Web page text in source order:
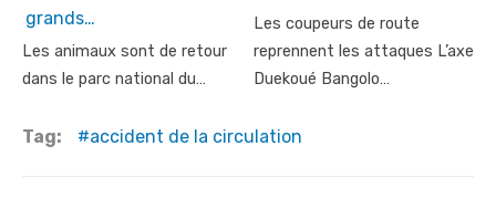
grands…
Les animaux sont de retour
dans le parc national du…
Les coupeurs de route
reprennent les attaques L’axe
Duekoué Bangolo…
Tag: accident de la circulation